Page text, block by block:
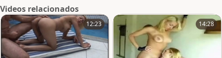
Videos relacionados
12:23 14:28